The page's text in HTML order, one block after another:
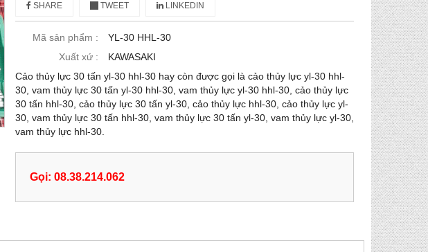
SHARE TWEET LINKEDIN
Mã sản phẩm :
YL-30 HHL-30
Xuất xứ :
KAWASAKI
Cảo thủy lực 30 tấn yl-30 hhl-30 hay còn được gọi là cảo thủy lực yl-30 hhl-
30, vam thủy lực 30 tấn yl-30 hhl-30, vam thủy lực yl-30 hhl-30, cảo thủy lực
30 tấn hhl-30, cảo thủy lực 30 tấn yl-30, cảo thủy lực hhl-30, cảo thủy lực yl-
30, vam thủy lực 30 tấn hhl-30, vam thủy lực 30 tấn yl-30, vam thủy lực yl-30,
vam thủy lực hhl-30.
Gọi: 08.38.214.062